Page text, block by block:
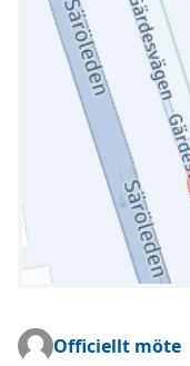
Officiellt möte